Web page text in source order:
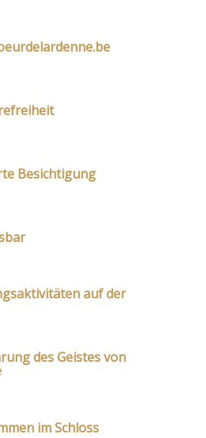
Besichtigung
auf der
des Geistes von
im Schloss